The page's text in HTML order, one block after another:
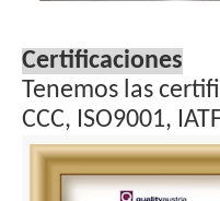
Certificaciones
Tenemos las
CCC, ISO9001,